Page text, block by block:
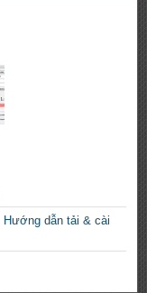
Hướng dẫn tải & cài